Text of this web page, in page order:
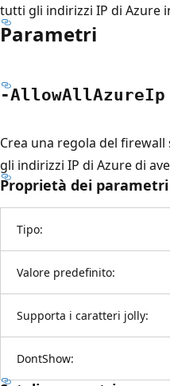
tutti gli indirizzi IP di Azure
Parametri
-AllowAllAzureIp
Crea una regola del
gli indirizzi IP di Azure di
Proprietà dei parametri
Tipo:
Valore predefinito:
Supporta i caratteri jolly:
DontShow: